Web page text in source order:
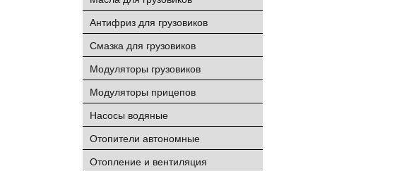
Антифриз для грузовиков
Смазка для грузовиков
Модуляторы грузовиков
Модуляторы прицепов
Насосы водяные
Отопители автономные
Отопление и вентиляция